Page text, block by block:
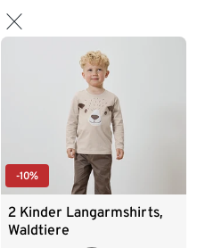
-10%
2 Kinder Langarmshirts,
Waldtiere